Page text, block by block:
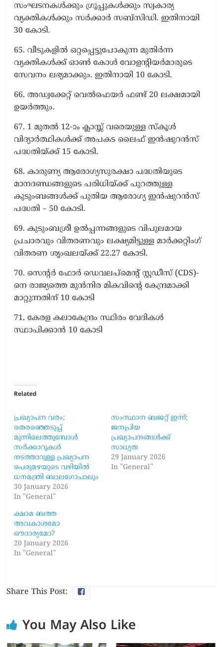
സംഘടനകള്‍ക്കും ഗ്രൂപ്പുകള്‍ക്കും സ്വകാര്യ
വ്യക്തികള്‍ക്കും സര്‍ക്കാര്‍ സബ്സിഡി. ഇതിനായി
30 കോടി.
65. വീടുകളില്‍ ഒറ്റപ്പെട്ടുപോകുന്ന മുതിര്‍ന്ന
വ്യക്തികള്‍ക്ക് ഓണ്‍ കോള്‍ വോളന്റിയര്‍മാരുടെ
സേവനം ലഭ്യമാക്കും. ഇതിനായി 10 കോടി.
66. അഡ്വക്കേറ്റ് വെല്‍ഫെയര്‍ ഫണ്ട് 20 ലക്ഷമായി
ഉയര്‍ത്തും.
67. 1 മുതല്‍ 12-ാം ക്ലാസ്സ് വരെയുള്ള സ്കൂള്‍
വിദ്യാര്‍ത്ഥികള്‍ക്ക് അപകട ലൈഫ് ഇന്‍ഷുറന്‍സ്
പദ്ധതിയ്ക്ക് 15 കോടി.
68. കാരുണ്യ ആരോഗ്യസുരക്ഷാ പദ്ധതിയുടെ
മാനദണ്ഡ‍ങ്ങളുടെ പരിധിയ്ക്ക് പുറത്തുള്ള
കുടുംബങ്ങള്‍ക്ക് പുതിയ ആരോഗ്യ ഇന്‍ഷുറന്‍സ്
പദ്ധതി – 50 കോടി.
69. കുടുംബശ്രീ ഉല്‍പ്പന്നങ്ങളുടെ വിപുലമായ
പ്രചാരവും വിതരണവും ലക്ഷ്യമിട്ടുള്ള മാര്‍ക്കറ്റിംഗ്
വിതരണ ശൃംഖലയ്ക്ക് 22.27 കോടി.
70. സെന്റര്‍ ഫോര്‍ ഡെവലപ്മെന്റ് സ്റ്റഡീസ് (CDS)-
നെ രാജ്യത്തെ മുന്‍നിര മികവിന്റെ കേന്ദ്രമാക്കി
മാറ്റുന്നതിന് 10 കോടി
71. കേരള കലാകേന്ദ്രം സ്ഥിരം വേദികള്‍
സ്ഥാപിക്കാന്‍ 10 കോടി
Related
പ്രഖ്യാപന വരം;
തെരഞ്ഞെടുപ്പ്
മുന്നിലെത്തുമ്പോൾ
സർക്കാറുകൾ
നടത്താറുള്ള പ്രഖ്യാപന
പെരുമഴയുടെ വഴിയിൽ
ധനമന്ത്രി ബാലഗോപാലും
30 January 2026
In "General"
സംസ്ഥാന ബജറ്റ് ഇന്ന്;
ജനപ്രിയ
പ്രഖ്യാപനങ്ങൾക്ക്
സാധ്യത
29 January 2026
In "General"
ക്ഷാമ ബത്ത
അവകാശമോ
ഔദാര്യമോ?
20 January 2026
In "General"
Share This Post:
You May Also Like